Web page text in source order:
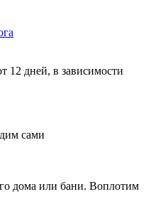
12 дней, в зависимости
сами
дома или бани. Воплотим